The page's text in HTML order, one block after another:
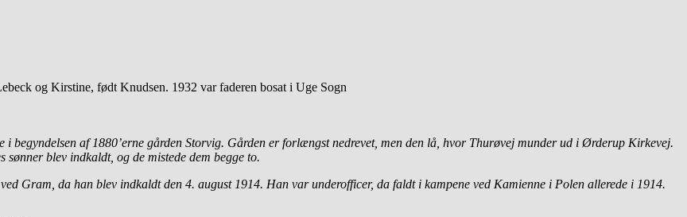
og Kirstine, født Knudsen. 1932 var faderen bosat i Uge Sogn
i begyndelsen af 1880’erne gården Storvig. Gården er forlængst nedrevet, men den lå, hvor Thurøvej munder ud i Ørderup Kirkevej.
blev indkaldt, og de mistede dem begge to.
Gram, da han blev indkaldt den 4. august 1914. Han var underofficer, da faldt i kampene ved Kamienne i Polen allerede i 1914.